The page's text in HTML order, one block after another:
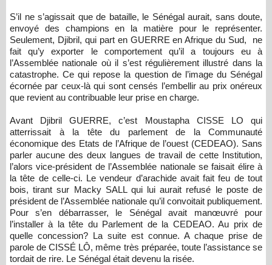
S’il ne s’agissait que de bataille, le Sénégal aurait, sans doute,
envoyé des champions en la matière pour le représenter.
Seulement, Djibril, qui part en GUERRE en Afrique du Sud, ne
fait qu’y exporter le comportement qu’il a toujours eu à
l’Assemblée nationale où il s’est régulièrement illustré dans la
catastrophe. Ce qui repose la question de l’image du Sénégal
écornée par ceux-là qui sont censés l’embellir au prix onéreux
que revient au contribuable leur prise en charge.
Avant Djibril GUERRE, c’est Moustapha CISSE LO qui
atterrissait à la tête du parlement de la Communauté
économique des Etats de l’Afrique de l’ouest (CEDEAO). Sans
parler aucune des deux langues de travail de cette Institution,
l’alors vice-président de l’Assemblée nationale se faisait élire à
la tête de celle-ci. Le vendeur d’arachide avait fait feu de tout
bois, tirant sur Macky SALL qui lui aurait refusé le poste de
président de l’Assemblée nationale qu’il convoitait publiquement.
Pour s’en débarrasser, le Sénégal avait manœuvré pour
l’installer à la tête du Parlement de la CEDEAO. Au prix de
quelle concession? La suite est connue. A chaque prise de
parole de CISSÉ LÔ, même très préparée, toute l’assistance se
tordait de rire. Le Sénégal était devenu la risée.